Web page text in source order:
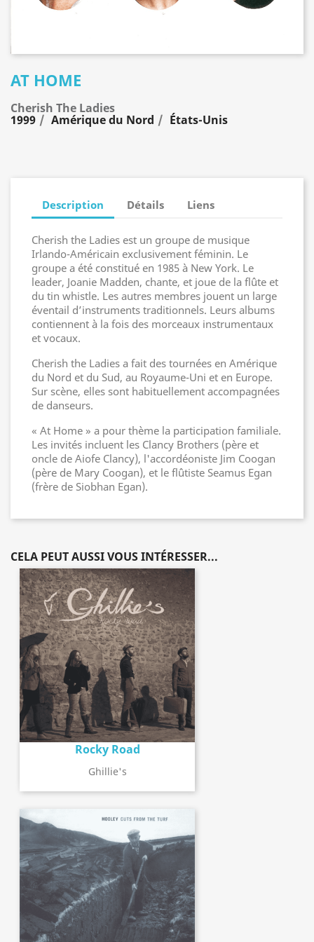
AT HOME
Cherish The Ladies
1999 Amérique du Nord États-Unis
Description Détails Liens
Cherish the Ladies est un groupe de musique
Irlando-Américain exclusivement féminin. Le
groupe a été constitué en 1985 à New York. Le
leader, Joanie Madden, chante, et joue de la flûte et
du tin whistle. Les autres membres jouent un large
éventail d’instruments traditionnels. Leurs albums
contiennent à la fois des morceaux instrumentaux
et vocaux.
Cherish the Ladies a fait des tournées en Amérique
du Nord et du Sud, au Royaume-Uni et en Europe.
Sur scène, elles sont habituellement accompagnées
de danseurs.
« At Home » a pour thème la participation familiale.
Les invités incluent les Clancy Brothers (père et
oncle de Aiofe Clancy), l'accordéoniste Jim Coogan
(père de Mary Coogan), et le flûtiste Seamus Egan
(frère de Siobhan Egan).
CELA PEUT AUSSI VOUS INTÉRESSER...
Rocky Road
Ghillie's